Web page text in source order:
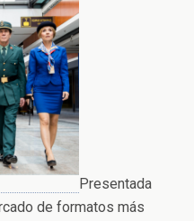
Presentada
de formatos más